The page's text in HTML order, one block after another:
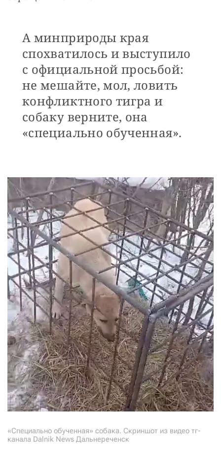
А минприроды края
спохватилось и выступило
с официальной просьбой:
не мешайте, мол, ловить
конфликтного тигра и
собаку верните, она
«специально обученная».
«Специально обученная» собака. Скриншот из видео тг-
канала Dalnik News Дальнереченск